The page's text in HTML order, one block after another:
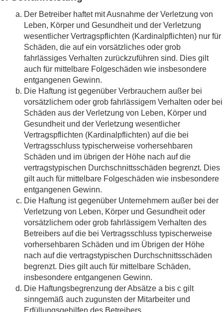
Der Betreiber haftet mit Ausnahme der Verletzung von
Leben, Körper und Gesundheit und der Verletzung
wesentlicher Vertragspflichten (Kardinalpflichten) nur für
Schäden, die auf ein vorsätzliches oder grob
fahrlässiges Verhalten zurückzuführen sind. Dies gilt
auch für mittelbare Folgeschäden wie insbesondere
entgangenen Gewinn.
Die Haftung ist gegenüber Verbrauchern außer bei
vorsätzlichem oder grob fahrlässigem Verhalten oder bei
Schäden aus der Verletzung von Leben, Körper und
Gesundheit und der Verletzung wesentlicher
Vertragspflichten (Kardinalpflichten) auf die bei
Vertragsschluss typischerweise vorhersehbaren
Schäden und im übrigen der Höhe nach auf die
vertragstypischen Durchschnittsschäden begrenzt. Dies
gilt auch für mittelbare Folgeschäden wie insbesondere
entgangenen Gewinn.
Die Haftung ist gegenüber Unternehmern außer bei der
Verletzung von Leben, Körper und Gesundheit oder
vorsätzlichem oder grob fahrlässigem Verhalten des
Betreibers auf die bei Vertragsschluss typischerweise
vorhersehbaren Schäden und im Übrigen der Höhe
nach auf die vertragstypischen Durchschnittsschäden
begrenzt. Dies gilt auch für mittelbare Schäden,
insbesondere entgangenen Gewinn.
Die Haftungsbegrenzung der Absätze a bis c gilt
sinngemäß auch zugunsten der Mitarbeiter und